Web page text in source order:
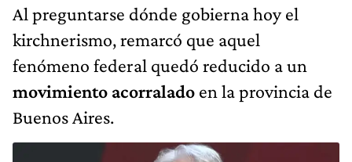
Al preguntarse dónde gobierna hoy el
kirchnerismo, remarcó que aquel
fenómeno federal quedó reducido a un
movimiento acorralado en la provincia de
Buenos Aires.